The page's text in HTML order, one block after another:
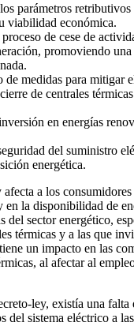
parámetros
viabilidad económica.
de cese de
promoviendo
de medidas para mitigar
de centrales
en energías
del suministro
energética.
a los
la disponibilidad de
del sector energético,
térmicas y a las que
un impacto en las
al afectar al
ley, existía una falta
del sistema eléctrico a